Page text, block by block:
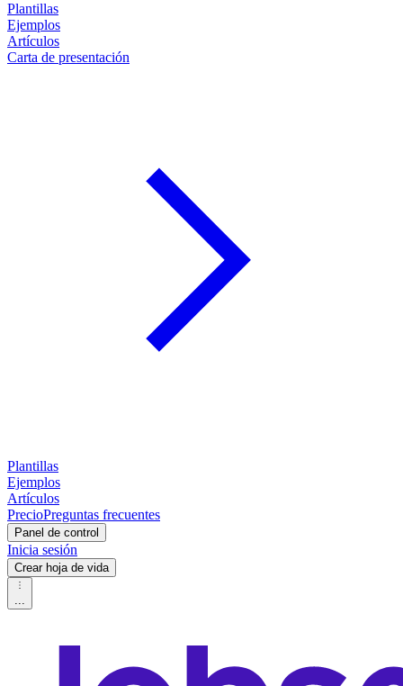
Plantillas
Ejemplos
Artículos
Carta de presentación
Plantillas
Ejemplos
Artículos
PrecioPreguntas frecuentes
Panel de control
Inicia sesión
Crear hoja de vida
...